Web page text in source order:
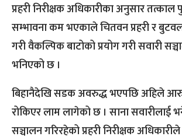
प्रहरी निरीक्षक अधिकारीका अनुसार
सम्भावना कम भएकाले चितवन प्रहरी र
गरी वैकल्पिक बाटोको प्रयोग गरी सवारी
भनिएको छ ।
बिहानैदेखि सडक अवरुद्ध भएपछि अहिले
रोकिएर लाम लागेको छ । साना सवारीलाई
सञ्चालन गरिरहेको प्रहरी निरीक्षक